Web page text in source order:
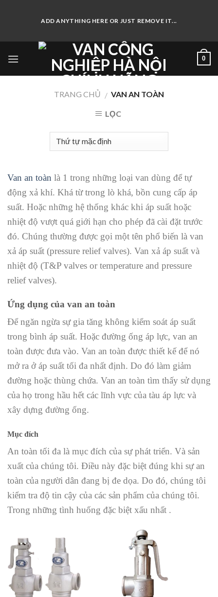
ADD ANYTHING HERE OR JUST REMOVE IT...
0
TRANG CHỦ / VAN AN TOÀN
LỌC
Van an toàn là 1 trong những loại van dùng để tự
động xả khí. Khá từ trong lò khá, bồn cung cấp áp
suất. Hoặc những hệ thống khác khi áp suất hoặc
nhiệt độ vượt quá giới hạn cho phép đã cài đặt trước
đó. Chúng thường được gọi một tên phổ biến là van
xả áp suất (pressure relief valves). Van xả áp suất và
nhiệt độ (T&P valves or temperature and pressure
relief valves).
Ứng dụng của van an toàn
Để ngăn ngừa sự gia tăng không kiểm soát áp suất
trong bình áp suất. Hoặc đường ống áp lực, van an
toàn được đưa vào. Van an toàn được thiết kế để nó
mở ra ở áp suất tối đa nhất định. Do đó làm giảm
đường hoặc thùng chứa. Van an toàn tìm thấy sử dụng
của họ trong hầu hết các lĩnh vực của tàu áp lực và
xây dựng đường ống.
Mục đích
An toàn tối đa là mục đích của sự phát triển. Và sản
xuất của chúng tôi. Điều này đặc biệt đúng khi sự an
toàn của người dân đang bị đe dọa. Do đó, chúng tôi
kiểm tra độ tin cậy của các sản phẩm của chúng tôi.
Trong những tình huống đặc biệt xấu nhất .